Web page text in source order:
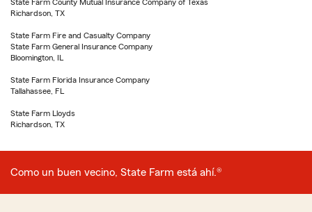
State Farm County Mutual Insurance Company of Texas
Richardson, TX
State Farm Fire and Casualty Company
State Farm General Insurance Company
Bloomington, IL
State Farm Florida Insurance Company
Tallahassee, FL
State Farm Lloyds
Richardson, TX
Como un buen vecino, State Farm está ahí.®